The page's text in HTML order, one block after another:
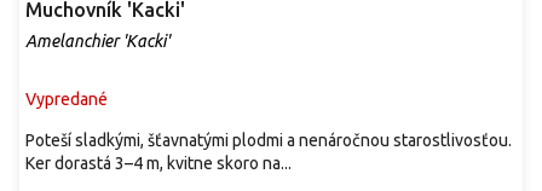
Muchovník 'Kacki'
Amelanchier 'Kacki'
Vypredané
Poteší sladkými, šťavnatými plodmi a nenáročnou starostlivosťou.
Ker dorastá 3–4 m, kvitne skoro na...